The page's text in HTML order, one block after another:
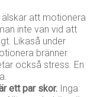
att motionera
inte van vid att
Likaså under
bränner
också stress. En
ett par skor. Inga